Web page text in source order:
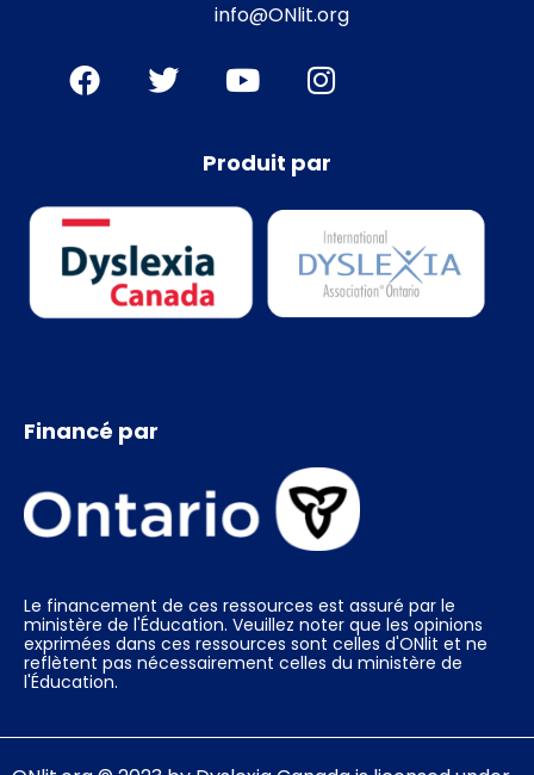
info@ONlit.org
Produit par
Financé par
Le financement de ces ressources est assuré par le
ministère de l'Éducation. Veuillez noter que les opinions
exprimées dans ces ressources sont celles d'ONlit et ne
reflètent pas nécessairement celles du ministère de
l'Éducation.